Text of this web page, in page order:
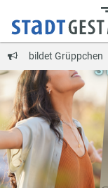
bildet Grüppchen